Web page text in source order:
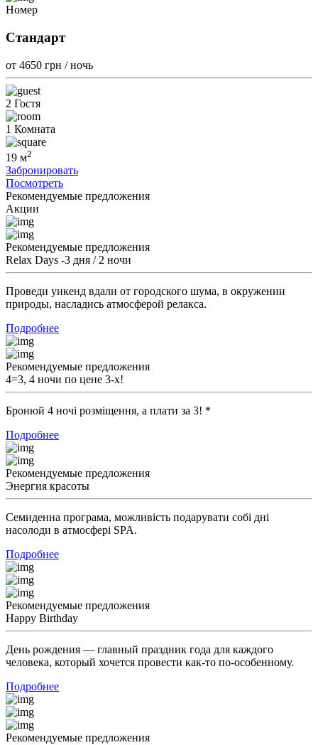
Номер
Стандарт
от 4650 грн / ночь
2 Гостя
1 Комната
19 м2
Забронировать
Посмотреть
Рекомендуемые предложения
Акции
Рекомендуемые предложения
Relax Days -3 дня / 2 ночи
Проведи уикенд вдали от городского шума, в окружении
природы, насладись атмосферой релакса.
Подробнее
Рекомендуемые предложения
4=3, 4 ночи по цене 3-х!
Бронюй 4 ночі розміщення, а плати за 3! *
Подробнее
Рекомендуемые предложения
Энергия красоты
Семиденна програма, можливість подарувати собі дні
насолоди в атмосфері SPA.
Подробнее
Рекомендуемые предложения
Happy Birthday
День рождения — главный праздник года для каждого
человека, который хочется провести как-то по-особенному.
Подробнее
Рекомендуемые предложения